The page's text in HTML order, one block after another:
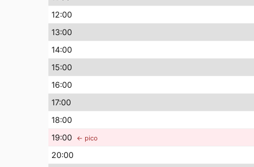
12:00
13:00
14:00
15:00
16:00
17:00
18:00
19:00 ← pico
20:00